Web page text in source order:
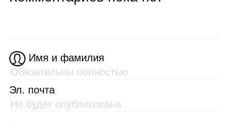
Имя и фамилия
Эл. почта